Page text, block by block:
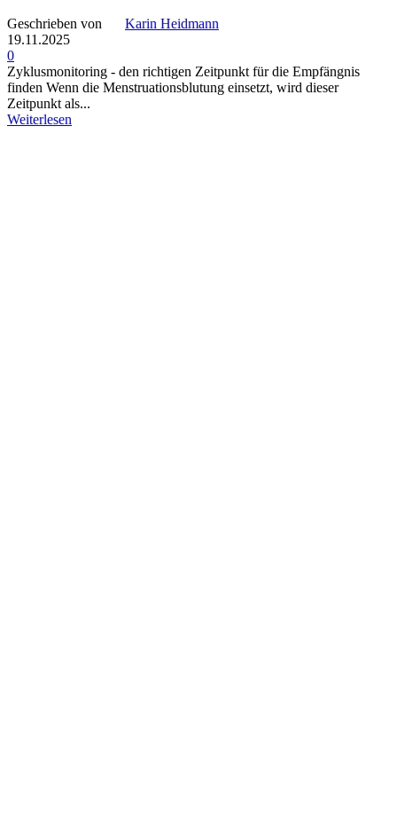
Geschrieben von
Karin Heidmann
19.11.2025
0
Zyklusmonitoring - den richtigen Zeitpunkt für die Empfängnis
finden Wenn die Menstruationsblutung einsetzt, wird dieser
Zeitpunkt als...
Weiterlesen